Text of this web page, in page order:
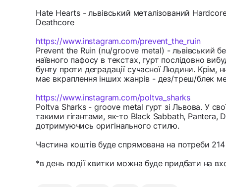
Hate Hearts - львівський металізований
Deathcore
https://www.instagram.com/prevent_the_ruin
Prevent the Ruin (nu/groove metal) - львівський
наївного пафосу в текстах, гурт послідовно
бунту проти деградації сучасної Людини. Крім,
має вкраплення інших жанрів - дез/треш/блек
https://www.instagram.com/poltva_sharks
Poltva Sharks - groove metal гурт зі Львова. У
такими гігантами, як-то Black Sabbath, Pantera,
дотримуючись оригінального стилю.
Частина коштів буде спрямована на потреби
*в день події квитки можна буде придбати на